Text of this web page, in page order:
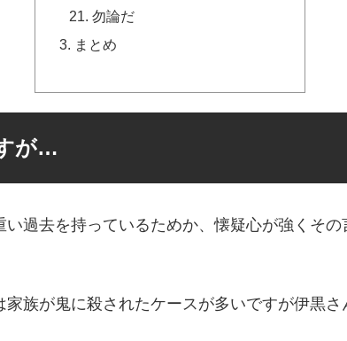
勿論だ
まとめ
が…
い過去を持っているためか、懐疑心が強くそ
族が鬼に殺されたケースが多いですが伊黒さ